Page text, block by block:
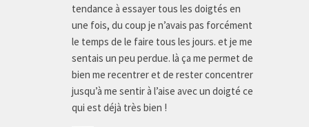
tendance à essayer tous les doigtés en
une fois, du coup je n’avais pas forcément
le temps de le faire tous les jours. et je me
sentais un peu perdue. là ça me permet de
bien me recentrer et de rester concentrer
jusqu’à me sentir à l’aise avec un doigté ce
qui est déjà très bien !